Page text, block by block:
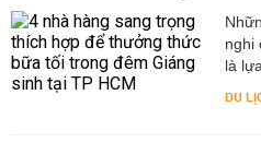
nghi
là
DU